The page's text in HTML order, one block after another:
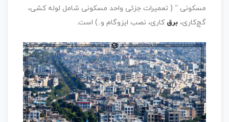
مسکونی ” ( تعمیرات جزئی واحد مسکونی شامل لوله کشی،
گچ‌کاری، برق کاری، نصب ایزوگام و..) است.